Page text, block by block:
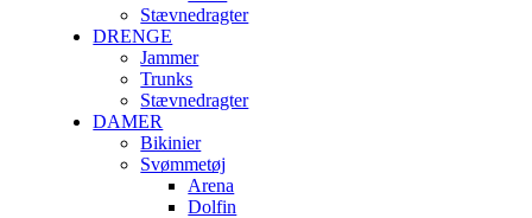
Stævnedragter
DRENGE
Jammer
Trunks
Stævnedragter
DAMER
Bikinier
Svømmetøj
Arena
Dolfin